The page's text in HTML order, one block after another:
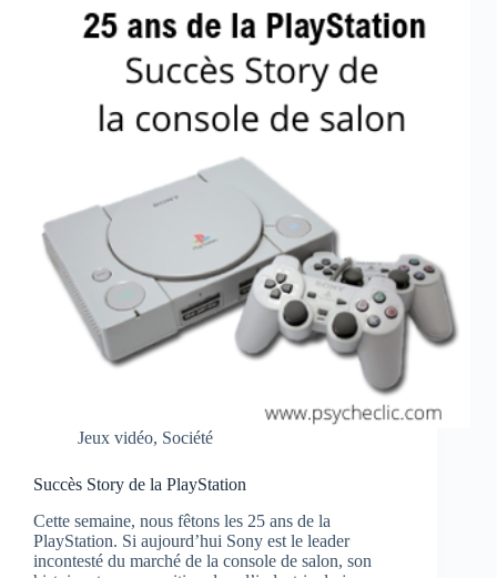
Jeux vidéo, Société
Succès Story de la PlayStation
Cette semaine, nous fêtons les 25 ans de la
PlayStation. Si aujourd’hui Sony est le leader
incontesté du marché de la console de salon, son